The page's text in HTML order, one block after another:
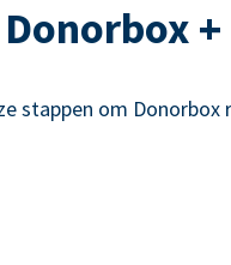
Donorbox
stappen om